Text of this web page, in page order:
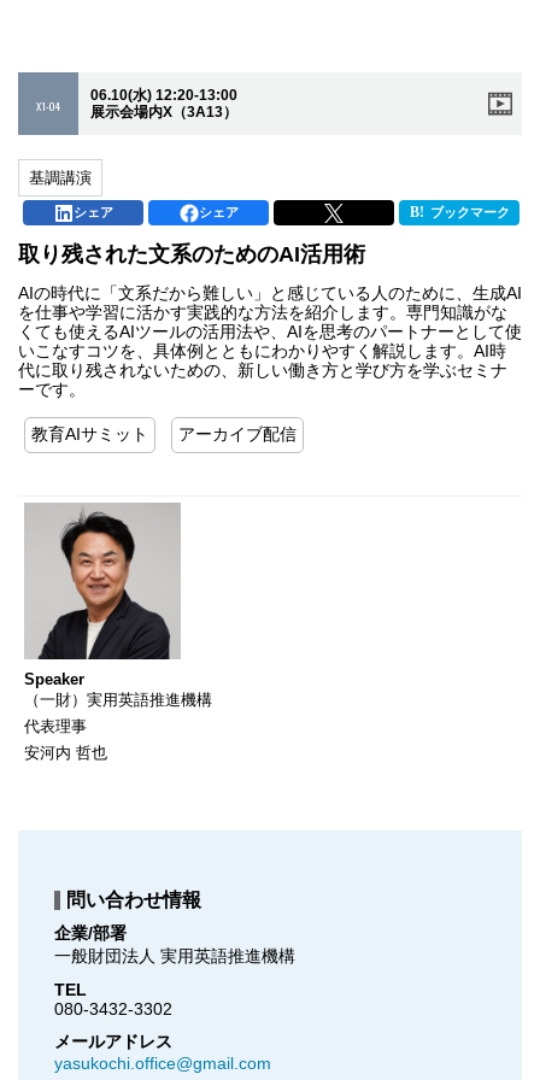
X1-04
06.10(水) 12:20-13:00
展示会場内X（3A13）
基調講演
シェア シェア ブックマーク
取り残された文系のためのAI活用術
AIの時代に「文系だから難しい」と感じている人のために、生成AI
を仕事や学習に活かす実践的な方法を紹介します。専門知識がな
くても使えるAIツールの活用法や、AIを思考のパートナーとして使
いこなすコツを、具体例とともにわかりやすく解説します。AI時
代に取り残されないための、新しい働き方と学び方を学ぶセミナ
ーです。
教育AIサミット アーカイブ配信
Speaker
（一財）実用英語推進機構
代表理事
安河内 哲也
問い合わせ情報
企業/部署
一般財団法人 実用英語推進機構
TEL
080-3432-3302
メールアドレス
yasukochi.office@gmail.com